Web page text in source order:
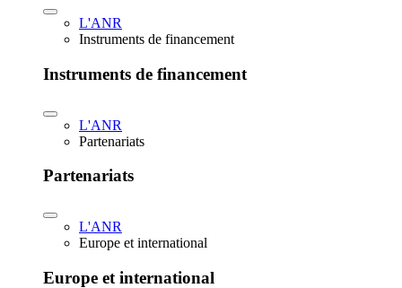
L'ANR
Instruments de financement
Instruments de financement
L'ANR
Partenariats
Partenariats
L'ANR
Europe et international
Europe et international